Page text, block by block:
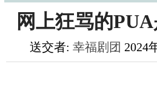
网上狂骂的
送交者: 幸福剧团 2024